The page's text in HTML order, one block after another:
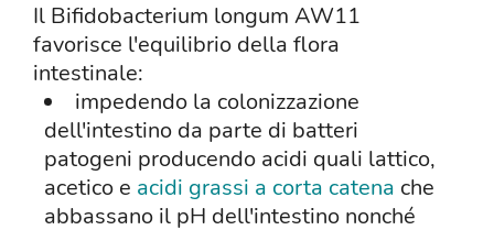
Il Bifidobacterium longum AW11
favorisce l'equilibrio della flora
intestinale:
impedendo la colonizzazione
dell'intestino da parte di batteri
patogeni producendo acidi quali lattico,
acetico e acidi grassi a corta catena che
abbassano il pH dell'intestino nonché